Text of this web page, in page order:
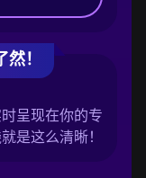
！
呈现在你的专
是这么清晰！